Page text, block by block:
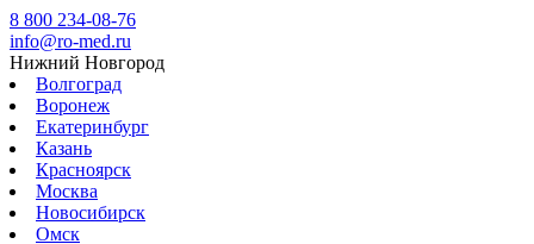
8 800 234-08-76
info@ro-med.ru
Нижний Новгород
Волгоград
Воронеж
Екатеринбург
Казань
Красноярск
Москва
Новосибирск
Омск